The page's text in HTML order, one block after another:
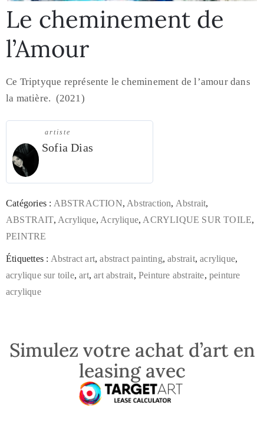
Le cheminement de
l’Amour
Ce Triptyque représente le cheminement de l’amour dans
la matière. (2021)
artiste
Sofia Dias
Catégories : ABSTRACTION, Abstraction, Abstrait,
ABSTRAIT, Acrylique, Acrylique, ACRYLIQUE SUR TOILE,
PEINTRE
Étiquettes : Abstract art,abstract painting,abstrait,acrylique,
acrylique sur toile,art,art abstrait,Peinture abstraite,peinture
acrylique
Simulez votre achat d’art en
leasing avec